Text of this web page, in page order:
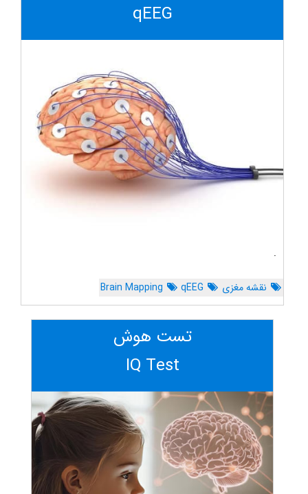
qEEG
.
نقشه مغزی qEEG
Brain Mapping
تست هوش
IQ Test